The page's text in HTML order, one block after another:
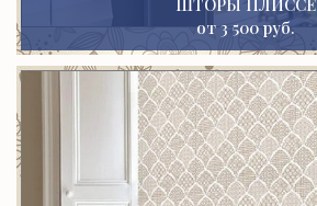
от 3 500 руб.